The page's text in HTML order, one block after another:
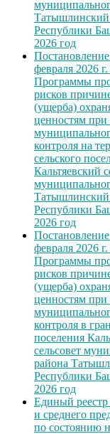
Татышлинский
Республики
2026 год
февраля 2026
Программы
рисков
(ущерба)
ценностям при
контроля на
сельского
Кальтяевский
Татышлинский
Республики
2026 год
февраля 2026
Программы
рисков
(ущерба)
ценностям при
контроля в
поселения
сельсовет
района
Республики
2026 год
Единый реестр
и среднего
по состоянию